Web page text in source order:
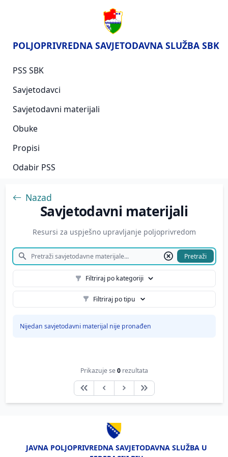
POLJOPRIVREDNA SAVJETODAVNA SLUŽBA SBK
PSS SBK
Savjetodavci
Savjetodavni materijali
Obuke
Propisi
Odabir PSS
Nazad
Savjetodavni materijali
Resursi za uspješno upravljanje poljoprivredom
Pretraži
Filtriraj po kategoriji
Filtriraj po tipu
Nijedan savjetodavni materijal nije pronađen
Prikazuje se0 rezultata
JAVNA POLJOPRIVREDNA SAVJETODAVNA SLUŽBA U